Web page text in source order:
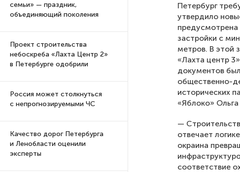
семьи» — праздник,
объединяющий поколения
Проект строительства
небоскреба «Лахта Центр 2»
в Петербурге одобрили
Россия может столкнуться
с непрогнозируемыми ЧС
Качество дорог Петербурга
и Ленобласти оценили
эксперты
Петербург
утвердило
предусмотрена
застройки с
метров. В этой
«Лахта центр
документов
общественно-
исторических
«Яблоко»
—
отвечает
окраина
соответствие